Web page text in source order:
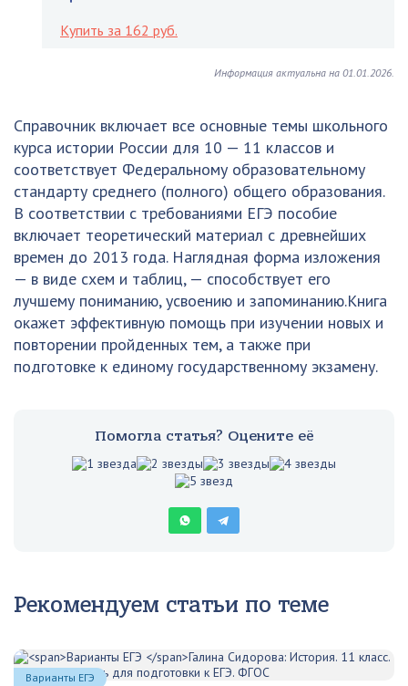
Купить за 162 руб.
Информация актуальна на 01.01.2026.
Справочник включает все основные темы школьного
курса истории России для 10 — 11 классов и
соответствует Федеральному образовательному
стандарту среднего (полного) общего образования.
В соответствии с требованиями ЕГЭ пособие
включает теоретический материал с древнейших
времен до 2013 года. Наглядная форма изложения
— в виде схем и таблиц, — способствует его
лучшему пониманию, усвоению и запоминанию.Книга
окажет эффективную помощь при изучении новых и
повторении пройденных тем, а также при
подготовке к единому государственному экзамену.
Помогла статья? Оцените её
Рекомендуем статьи по теме
Варианты ЕГЭ